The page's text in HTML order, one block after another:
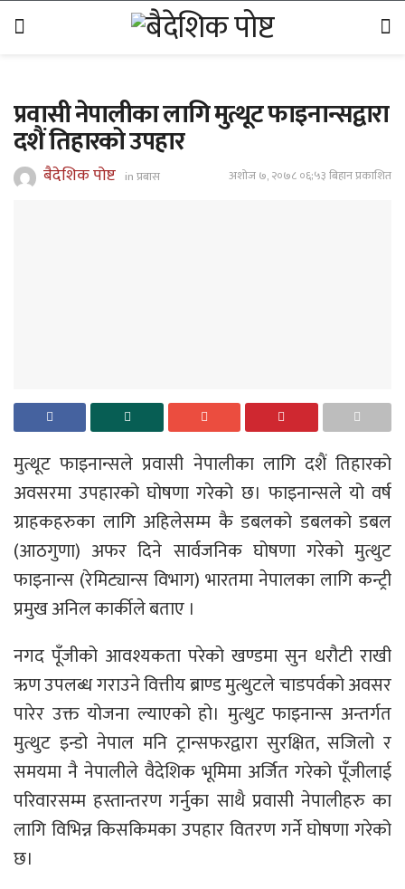
प्रवासी नेपालीका लागि मुत्थूट फाइनान्सद्वारा
दशैं तिहारको उपहार
बैदेशिक पोष्ट inप्रबास अशोज ७, २०७८ ०६;५३ बिहान प्रकाशित
मुत्थूट फाइनान्सले प्रवासी नेपालीका लागि दशैं तिहारको
अवसरमा उपहारको घोषणा गरेको छ। फाइनान्सले यो वर्ष
ग्राहकहरुका लागि अहिलेसम्म कै डबलको डबलको डबल
(आठगुणा) अफर दिने सार्वजनिक घोषणा गरेको मुत्थुट
फाइनान्स (रेमिट्यान्स विभाग) भारतमा नेपालका लागि कन्ट्री
प्रमुख अनिल कार्कीले बताए ।
नगद पूँजीको आवश्यकता परेको खण्डमा सुन धरौटी राखी
ऋण उपलब्ध गराउने वित्तीय ब्राण्ड मुत्थुटले चाडपर्वको अवसर
पारेर उक्त योजना ल्याएको हो। मुत्थुट फाइनान्स अन्तर्गत
मुत्थुट इन्डो नेपाल मनि ट्रान्सफरद्वारा सुरक्षित, सजिलो र
समयमा नै नेपालीले वैदेशिक भूमिमा अर्जित गरेको पूँजीलाई
परिवारसम्म हस्तान्तरण गर्नुका साथै प्रवासी नेपालीहरु का
लागि विभिन्न किसकिमका उपहार वितरण गर्ने घोषणा गरेको
छ।